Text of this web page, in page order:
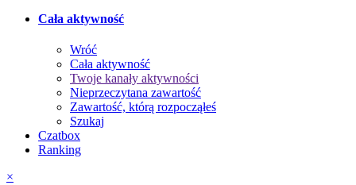
Cała aktywność
Wróć
Cała aktywność
Twoje kanały aktywności
Nieprzeczytana zawartość
Zawartość, którą rozpocząłeś
Szukaj
Czatbox
Ranking
×